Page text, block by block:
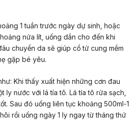
1 tuần trước ngày dự sinh, hoặc
nửa lít, uống dần cho đến khi
chuyển da sẽ giúp cổ tử cung mềm
gặp bé yêu.
Khi thấy xuất hiện những cơn đau
ly nước với lá tía tô. Lá tía tô rửa sạch,
Sau đó uống liên tục khoảng 500ml-1
rồi uống ngày 1 ly ngay từ tháng thứ